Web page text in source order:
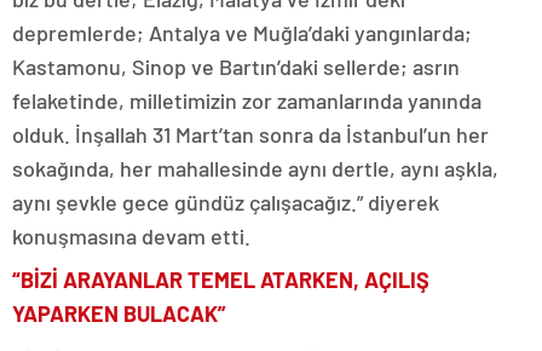
depremlerde; Antalya ve Muğla’daki yangınlarda;
Kastamonu, Sinop ve Bartın’daki sellerde; asrın
felaketinde, milletimizin zor zamanlarında yanında
olduk. İnşallah 31 Mart’tan sonra da İstanbul’un her
sokağında, her mahallesinde aynı dertle, aynı aşkla,
aynı şevkle gece gündüz çalışacağız.” diyerek
konuşmasına devam etti.
“BİZİ ARAYANLAR TEMEL ATARKEN, AÇILIŞ
YAPARKEN BULACAK”